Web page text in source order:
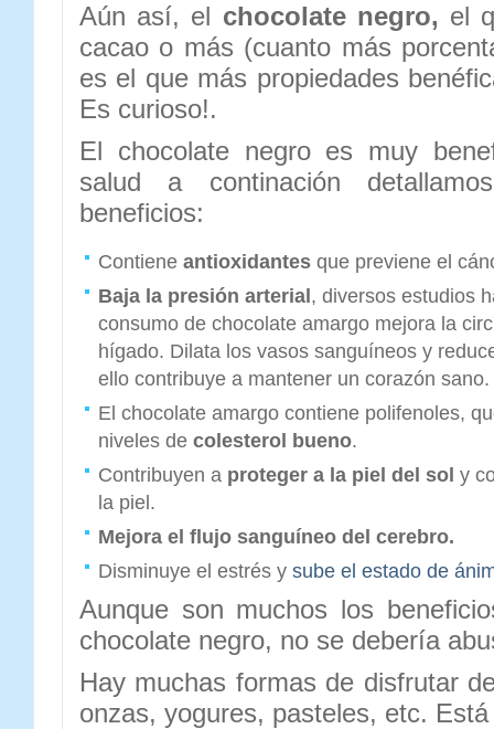
Aún así, el chocolate negro, el
cacao o más (cuanto más
es el que más propiedades
Es curioso!.
El chocolate negro es muy
salud a continación
beneficios:
Contiene antioxidantes que previene el
Baja la presión arterial , diversos estudios
consumo de chocolate amargo mejora la
hígado. Dilata los vasos sanguíneos y
ello contribuye a mantener un corazón sano.
El chocolate amargo contiene polifenoles,
niveles de colesterol bueno.
Contribuyen a proteger a la piel del sol y
la piel.
Mejora el flujo sanguíneo del cerebro.
Disminuye el estrés y sube el estado de
Aunque son muchos los
chocolate negro, no se debería
Hay muchas formas de disfrutar
onzas, yogures, pasteles, etc.